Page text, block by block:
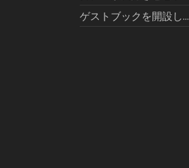
ゲストブックを開設し...